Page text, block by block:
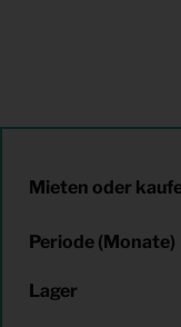
Mieten oder
Periode (Monate)
Lager